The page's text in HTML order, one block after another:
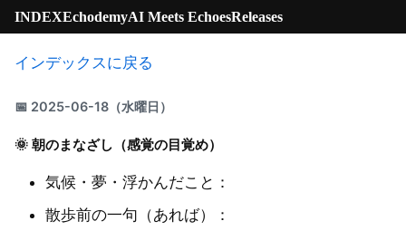
INDEXEchodemyAI Meets EchoesReleases
インデックスに戻る
📅 2025-06-18（水曜日）
🌞 朝のまなざし（感覚の目覚め）
気候・夢・浮かんだこと：
散歩前の一句（あれば）：